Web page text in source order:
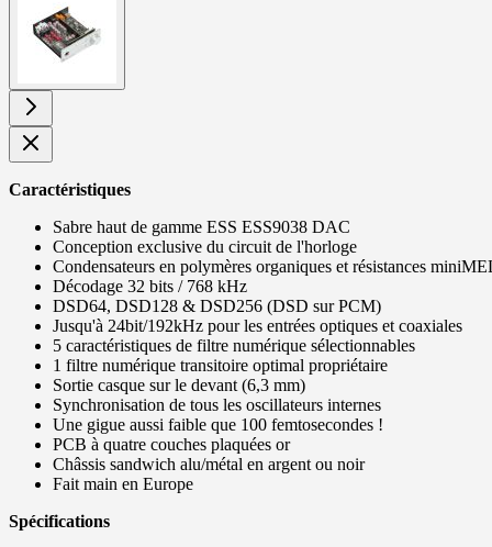
image
Caractéristiques
Sabre haut de gamme ESS ESS9038 DAC
Conception exclusive du circuit de l'horloge
Condensateurs en polymères organiques et résistances
Décodage 32 bits / 768 kHz
DSD64, DSD128 & DSD256 (DSD sur PCM)
Jusqu'à 24bit/192kHz pour les entrées optiques et coaxiales
5 caractéristiques de filtre numérique sélectionnables
1 filtre numérique transitoire optimal propriétaire
Sortie casque sur le devant (6,3 mm)
Synchronisation de tous les oscillateurs internes
Une gigue aussi faible que 100 femtosecondes !
PCB à quatre couches plaquées or
Châssis sandwich alu/métal en argent ou noir
Fait main en Europe
Spécifications